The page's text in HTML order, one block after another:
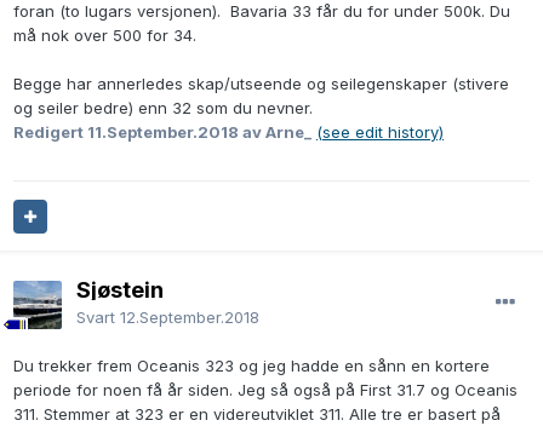
foran (to lugars versjonen). Bavaria 33 får du for under 500k. Du
må nok over 500 for 34.
Begge har annerledes skap/utseende og seilegenskaper (stivere
og seiler bedre) enn 32 som du nevner.
Redigert 11.September.2018 av Arne_ (see edit history)
Sjøstein
Svart 12.September.2018
Du trekker frem Oceanis 323 og jeg hadde en sånn en kortere
periode for noen få år siden. Jeg så også på First 31.7 og Oceanis
311. Stemmer at 323 er en videreutviklet 311. Alle tre er basert på